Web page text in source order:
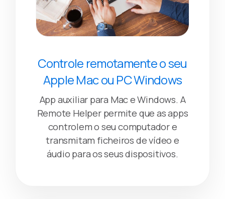
Controle remotamente o seu
Apple Mac ou PC Windows
App auxiliar para Mac e Windows. A
Remote Helper permite que as apps
controlem o seu computador e
transmitam ficheiros de vídeo e
áudio para os seus dispositivos.